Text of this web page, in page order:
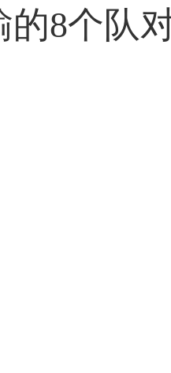
的8个队